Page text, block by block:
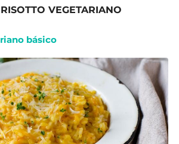
VEGETARIANO
básico